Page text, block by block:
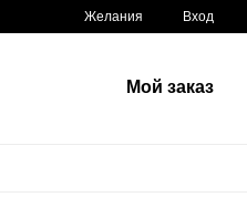
Желания Вход
Мой заказ